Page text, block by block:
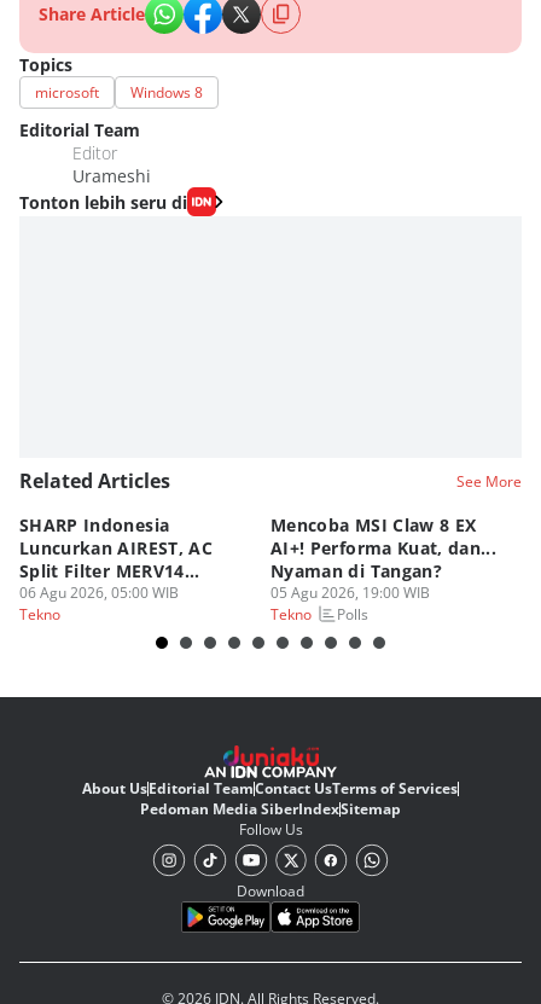
Share Article
Topics
microsoft Windows 8
Editorial Team
Editor
Urameshi
Tonton lebih seru di
Related Articles See More
SHARP Indonesia
Luncurkan AIREST, AC
Split Filter MERV14
Perdana!
06 Agu 2026, 05:00 WIB
Tekno
Mencoba MSI Claw 8 EX
AI+! Performa Kuat, dan...
Nyaman di Tangan?
05 Agu 2026, 19:00 WIB
Tekno
Polls
About UsEditorial TeamContact UsTerms of Services
Pedoman Media SiberIndexSitemap
Follow Us
Download
© 2026 IDN. All Rights Reserved.